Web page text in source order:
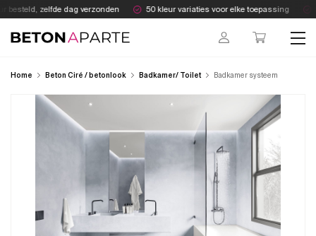
Skip
to
content
zelfde dag verzonden 50 kleur variaties voor elke toepassing
Beton Aparte
Home Beton Ciré / betonlook Badkamer/ Toilet Badkamer systeem